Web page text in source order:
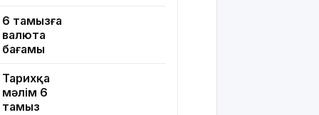
6 тамызға
валюта
бағамы
Тарихқа
мәлім 6
тамыз